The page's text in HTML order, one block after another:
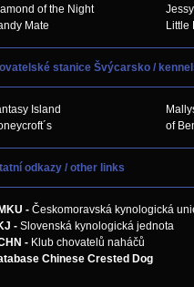
of the Night
Mate
Little
stanice Švýcarsko /
Island
of
odkazy / other links
- Českomoravská kynologická
- Slovenská kynologická jednota
- Klub chovatelů naháčů
Chinese Crested Dog